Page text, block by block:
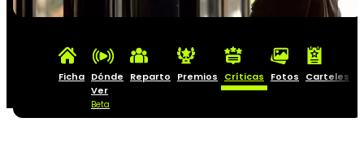
Ficha Dónde
Ver
Beta
Reparto Premios Críticas Fotos Carteles